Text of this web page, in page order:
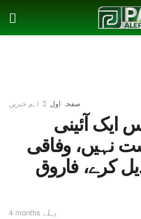
صفحہ اول اہم خبریں
ایک آئینی
نہیں، وفاقی
کرے، فاروق
4 months پہلے